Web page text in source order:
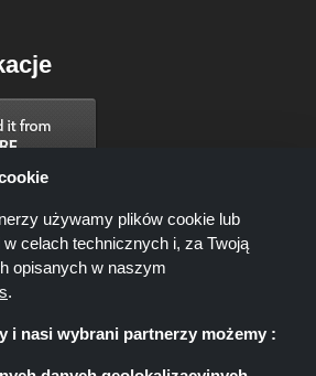
używamy plików cookie lub
celach technicznych i, za Twoją
opisanych w naszym
.
i nasi wybrani partnerzy możemy :